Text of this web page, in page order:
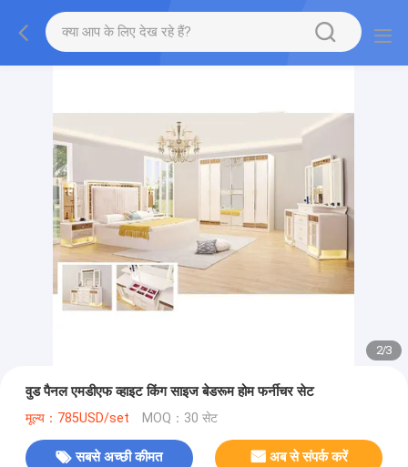
2/3
वुड पैनल एमडीएफ व्हाइट किंग साइज बेडरूम होम फर्नीचर सेट
मूल्य：785USD/set MOQ：30 सेट
सबसे अच्छी कीमत अब से संपर्क करें